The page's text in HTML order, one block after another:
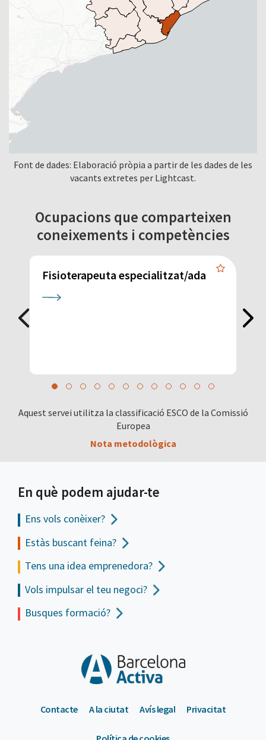
Font de dades: Elaboració pròpia a partir de les dades de les
vacants extretes per Lightcast.
Ocupacions que comparteixen
coneixements i competències
Fisioterapeuta especialitzat/ada
Aquest servei utilitza la classificació ESCO de la Comissió
Europea
Nota metodològica
En què podem ajudar-te
Ens vols conèixer?
Estàs buscant feina?
Tens una idea emprenedora?
Vols impulsar el teu negoci?
Busques formació?
Contacte A la ciutat Avís legal Privacitat